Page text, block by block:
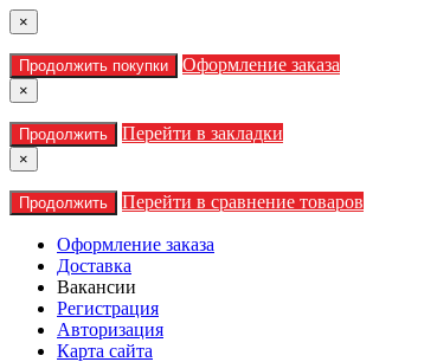
×
Продолжить покупки Оформление заказа
×
Продолжить Перейти в закладки
×
Продолжить Перейти в сравнение товаров
Оформление заказа
Доставка
Вакансии
Регистрация
Авторизация
Карта сайта